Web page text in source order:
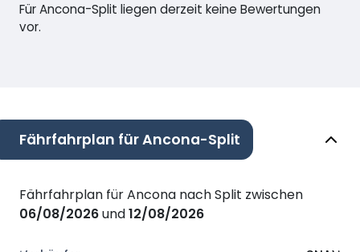
Für Ancona-Split liegen derzeit keine Bewertungen
vor.
Fährfahrplan für Ancona-Split
Fährfahrplan für Ancona nach Split zwischen
06/08/2026und12/08/2026